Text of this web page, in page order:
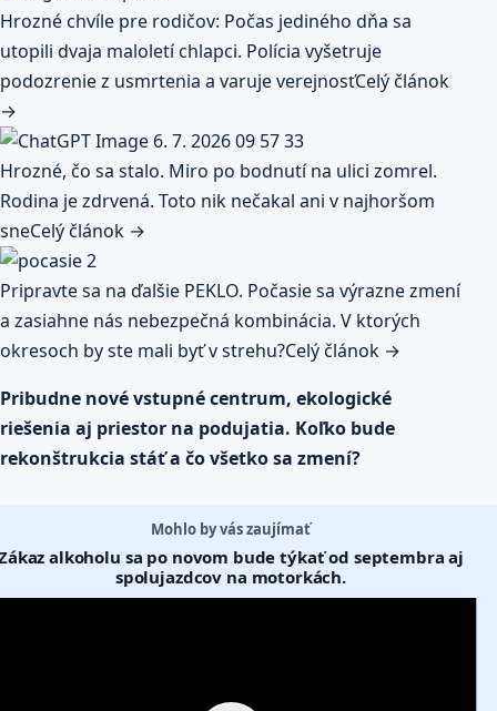
Hrozné chvíle pre rodičov: Počas jediného dňa sa
utopili dvaja maloletí chlapci. Polícia vyšetruje
podozrenie z usmrtenia a varuje verejnosťCelý článok
→
Hrozné, čo sa stalo. Miro po bodnutí na ulici zomrel.
Rodina je zdrvená. Toto nik nečakal ani v najhoršom
sneCelý článok →
Pripravte sa na ďalšie PEKLO. Počasie sa výrazne zmení
a zasiahne nás nebezpečná kombinácia. V ktorých
okresoch by ste mali byť v strehu?Celý článok →
Pribudne nové vstupné centrum, ekologické
riešenia aj priestor na podujatia. Koľko bude
rekonštrukcia stáť a čo všetko sa zmení?
Mohlo by vás zaujímať
alkoholu sa po novom bude týkať od septembra aj
spolujazdcov na motorkách.